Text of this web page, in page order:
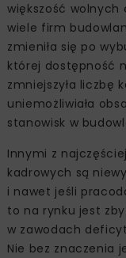
większość wolnych
wiele firm
zmieniła się po
której dostępność
zmniejszyła liczbę
uniemożliwiała
stanowisk w
Innymi z
kadrowych są
i nawet jeśli
to na rynku jest
w zawodach
Nie bez znaczenia